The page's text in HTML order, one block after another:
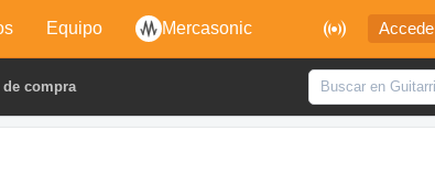
 Accede
Equipo Mercasonic
de compra